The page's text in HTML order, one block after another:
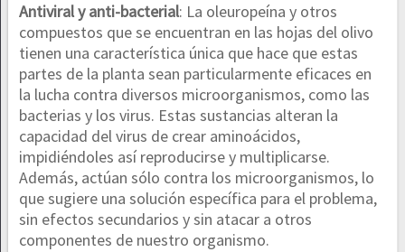
Antiviral y anti-bacterial: La oleuropeína y otros
compuestos que se encuentran en las hojas del olivo
tienen una característica única que hace que estas
partes de la planta sean particularmente eficaces en
la lucha contra diversos microorganismos, como las
bacterias y los virus. Estas sustancias alteran la
capacidad del virus de crear aminoácidos,
impidiéndoles así reproducirse y multiplicarse.
Además, actúan sólo contra los microorganismos, lo
que sugiere una solución específica para el problema,
sin efectos secundarios y sin atacar a otros
componentes de nuestro organismo.